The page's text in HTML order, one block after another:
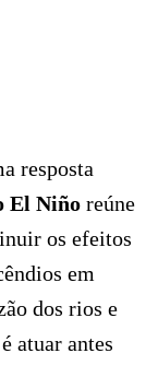
resposta
El Niño reúne
os efeitos
em
dos rios e
atuar antes